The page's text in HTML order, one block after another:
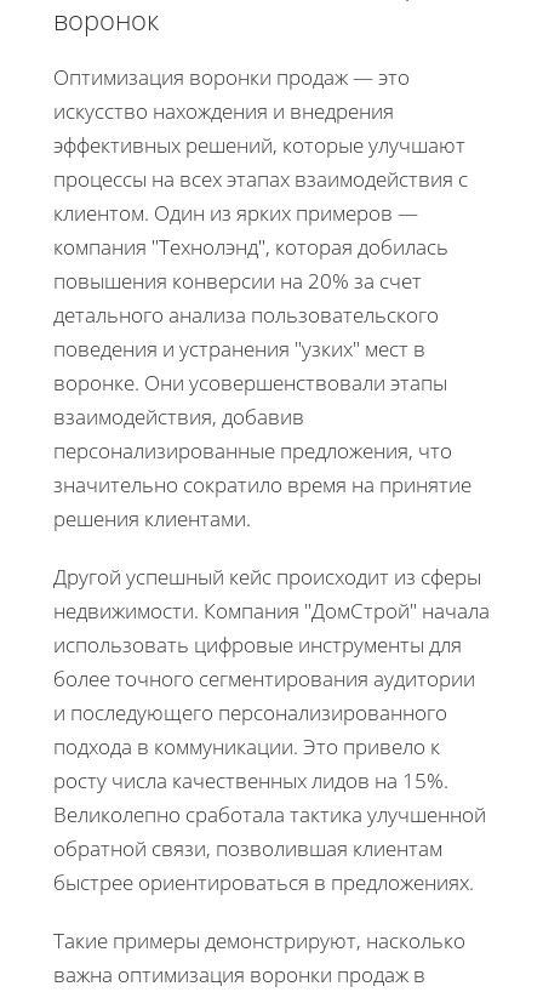
воронок
Оптимизация воронки продаж — это
искусство нахождения и внедрения
эффективных решений, которые улучшают
процессы на всех этапах взаимодействия с
клиентом. Один из ярких примеров —
компания "Технолэнд", которая добилась
повышения конверсии на 20% за счет
детального анализа пользовательского
поведения и устранения "узких" мест в
воронке. Они усовершенствовали этапы
взаимодействия, добавив
персонализированные предложения, что
значительно сократило время на принятие
решения клиентами.
Другой успешный кейс происходит из сферы
недвижимости. Компания "ДомСтрой" начала
использовать цифровые инструменты для
более точного сегментирования аудитории
и последующего персонализированного
подхода в коммуникации. Это привело к
росту числа качественных лидов на 15%.
Великолепно сработала тактика улучшенной
обратной связи, позволившая клиентам
быстрее ориентироваться в предложениях.
Такие примеры демонстрируют, насколько
важна оптимизация воронки продаж в